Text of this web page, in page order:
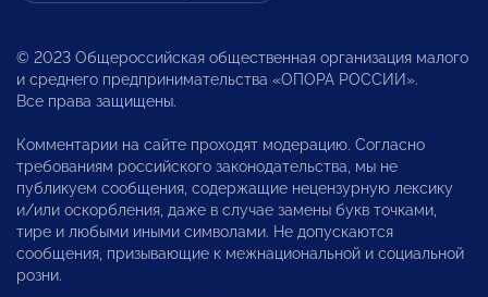
© 2023 Общероссийская общественная организация малого
и среднего предпринимательства «ОПОРА РОССИИ».
Все права защищены.
Комментарии на сайте проходят модерацию. Согласно
требованиям российского законодательства, мы не
публикуем сообщения, содержащие нецензурную лексику
и/или оскорбления, даже в случае замены букв точками,
тире и любыми иными символами. Не допускаются
сообщения, призывающие к межнациональной и социальной
розни.